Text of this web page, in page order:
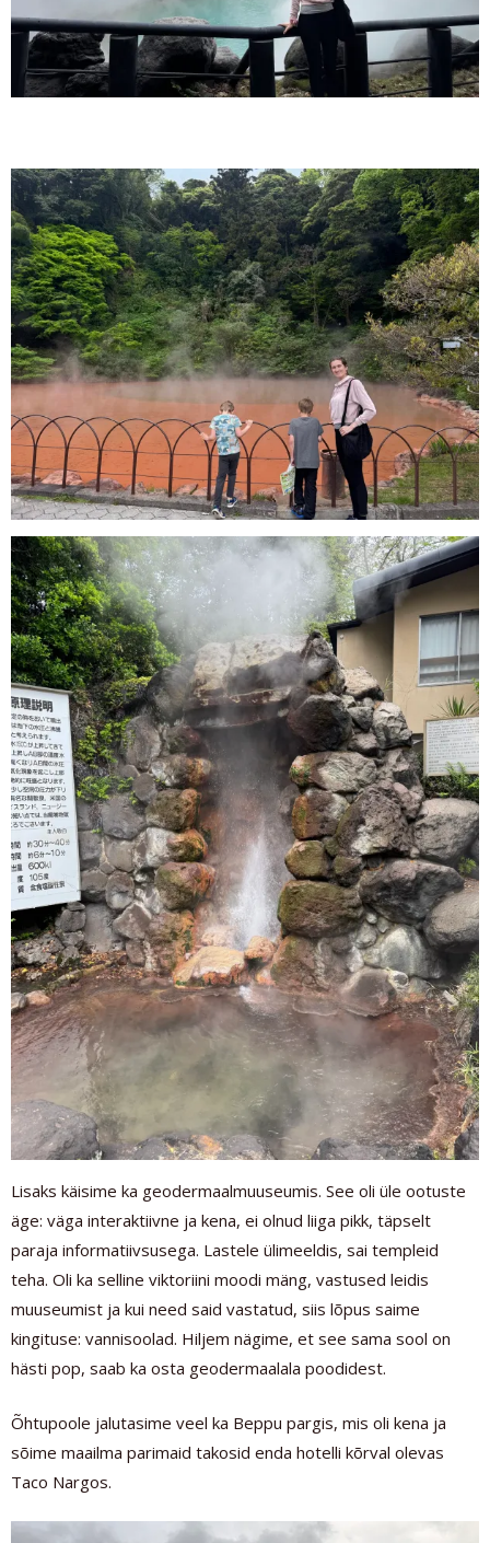
Lisaks käisime ka geodermaalmuuseumis. See oli üle ootuste
äge: väga interaktiivne ja kena, ei olnud liiga pikk, täpselt
paraja informatiivsusega. Lastele ülimeeldis, sai templeid
teha. Oli ka selline viktoriini moodi mäng, vastused leidis
muuseumist ja kui need said vastatud, siis lõpus saime
kingituse: vannisoolad. Hiljem nägime, et see sama sool on
hästi pop, saab ka osta geodermaalala poodidest.
Õhtupoole jalutasime veel ka Beppu pargis, mis oli kena ja
sõime maailma parimaid takosid enda hotelli kõrval olevas
Taco Nargos.